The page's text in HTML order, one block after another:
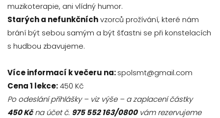
muzikoterapie, ani vlídný humor.
Starých a nefunkčníchvzorců prožívání, které nám
brání být sebou samým a být šťastni se při konstelacích
s hudbou zbavujeme.
Více informací k večeru na:spolsmt@gmail.com
Cena 1 lekce:450 Kč
Po odeslání přihlášky – viz výše – a zaplacení částky
450 Kčna účet č. 975 552 163/0800vám rezervujeme